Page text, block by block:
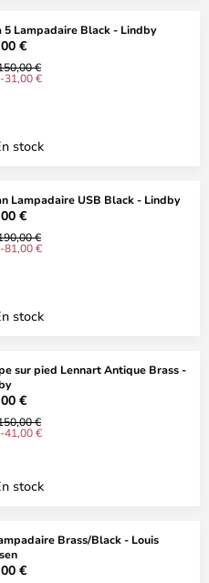
5 Lampadaire Black - Lindby
€
€
31,00 €
stock
Lampadaire USB Black - Lindby
€
€
81,00 €
stock
sur pied Lennart Antique Brass -
€
€
41,00 €
stock
Brass/Black - Louis
€